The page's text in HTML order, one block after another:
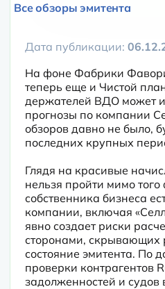
Все обзоры эмитента
Дата публикации:
На фоне Фабрики
теперь еще и Чистой
держателей ВДО может
прогнозы по компании
обзоров давно не было,
последних крупных
Глядя на красивые
нельзя пройти мимо того
собственника бизнеса
компании, включая
явно создает риски
сторонами, скрывающих
состояние эмитента. По
проверки контрагентов
задолженностей и судов